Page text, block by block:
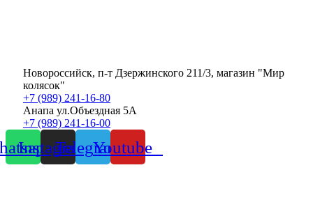
Новороссийск, п-т Дзержинского 211/3, магазин "Мир
колясок"
+7 (989) 241-16-80
Анапа ул.Объездная 5А
+7 (989) 241-16-00
InstagramTelegramYoutube